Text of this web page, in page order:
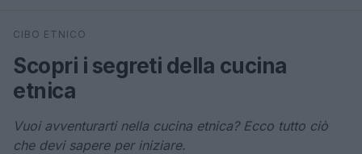
Cerca
CIBO ETNICO
Scopri i segreti della cucina
etnica
Vuoi avventurarti nella cucina etnica? Ecco tutto ciò
che devi sapere per iniziare.